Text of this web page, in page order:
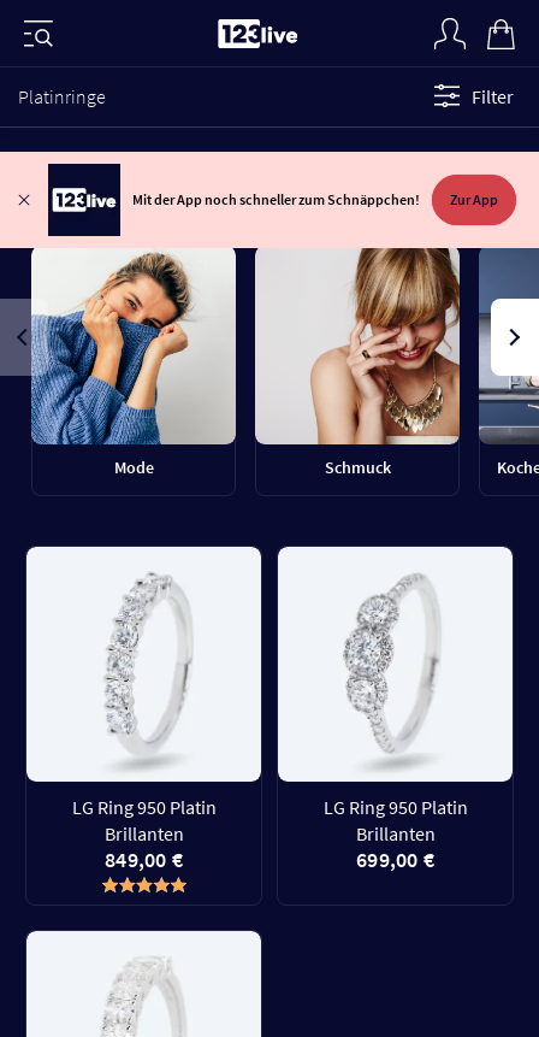
Platinringe Filter
Mit der App noch schneller zum Schnäppchen! Zur App
Mode Schmuck
LG Ring 950 Platin
Brillanten
849,00 €
LG Ring 950 Platin
Brillanten
699,00 €